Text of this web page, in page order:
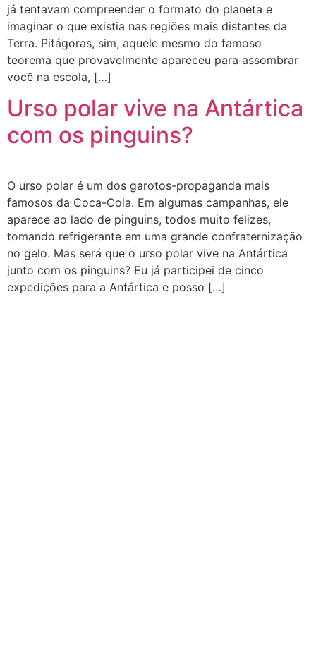
já tentavam compreender o formato do planeta e
imaginar o que existia nas regiões mais distantes da
Terra. Pitágoras, sim, aquele mesmo do famoso
teorema que provavelmente apareceu para assombrar
você na escola, […]
Urso polar vive na Antártica
com os pinguins?
O urso polar é um dos garotos-propaganda mais
famosos da Coca-Cola. Em algumas campanhas, ele
aparece ao lado de pinguins, todos muito felizes,
tomando refrigerante em uma grande confraternização
no gelo. Mas será que o urso polar vive na Antártica
junto com os pinguins? Eu já participei de cinco
expedições para a Antártica e posso […]